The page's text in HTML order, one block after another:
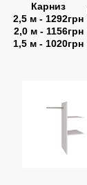
Карниз
2,5 м - 1292грн
2,0 м - 1156грн
1,5 м - 1020грн